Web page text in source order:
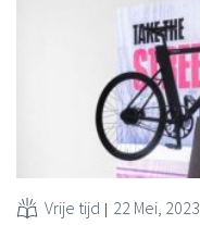
Vrije tijd 22 Mei, 2023